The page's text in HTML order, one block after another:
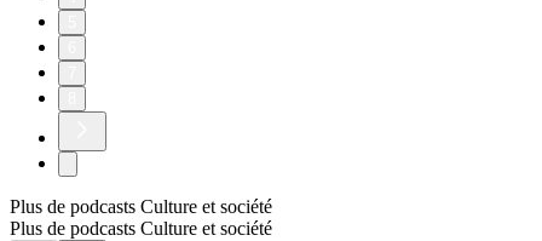
Plus de podcasts Culture et société
Plus de podcasts Culture et société